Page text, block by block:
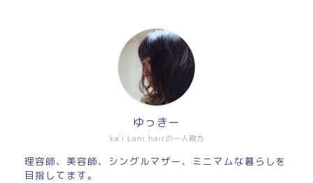
ka'i Lani hairの一人親方
ゆっきー
理容師、美容師、シングルマザー、ミニマムな暮らしを
目指してます。